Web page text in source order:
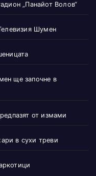
„Панайот Волов“
Шумен
ще започне в
от измами
в сухи треви